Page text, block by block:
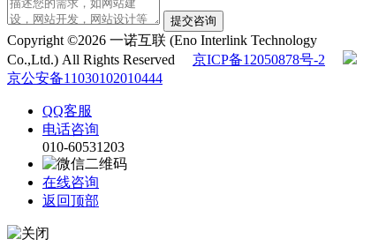
提交咨询
Copyright ©2026 一诺互联 (Eno Interlink Technology
Co.,Ltd.) All Rights Reserved 京ICP备12050878号-2
京公安备11030102010444
QQ客服
电话咨询
010-60531203
在线咨询
返回顶部